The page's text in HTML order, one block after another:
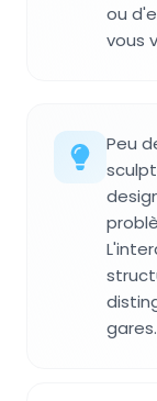
ou
vous
Peu
gares.